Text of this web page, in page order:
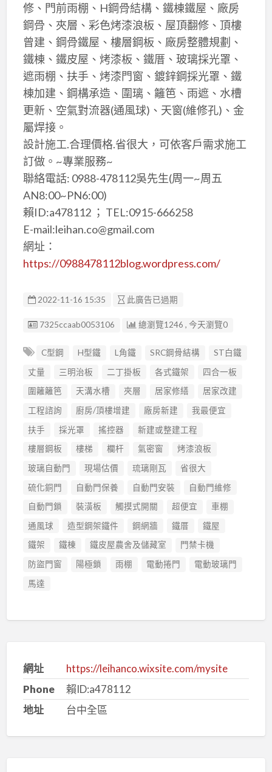
修、門前雨棚、H鋼骨結構、鐵棟鐵屋、廠房
鋼骨、夾層、彩色烤漆浪板、屋頂翻修、頂樓
曾建、鋼骨鐵屋、樓層鋼板、廠房整體規劃、
鐵棟、鐵皮屋、烤漆板、鐵厝、玻璃採光罩、
遮雨棚、扶手、烤漆門窗、鍍鋅鋼採光罩、鐵
棟加建、鋼構承造、圍璃、籬笆、雨遮、水槽
更新、空氣對流器(通風球)、天窗(維修孔)、金
屬焊接。
設計施工.合理價格.省很大，可依客戶需求施工
訂做。~專業服務~
聯絡電話: 0988-478112吳先生(周一~周五
AN8:00~PN6:00)
賴ID:a478112 ； TEL:0915-666258
E-mail:leihan.co@gmail.com
網址：
https://0988478112blog.wordpress.com/
2022-11-16 15:35 此廣告已過期
廣告编號
7325ccaab0053106 總瀏覽1246 , 今天瀏覽0
C型鋼 H型鐵 L角鐵 SRC鋼骨結構
ST白鐵
丈量
三明治板 二丁掛板 各式鐵架
四合一板
圍籬籬笆
天溝水槽 夾層 居家修繕
居家改建
工程諮詢
廚房/頂樓增建 廠房新建
我最便宜
扶手
採光罩 搖控器
新建或整建工程
樓層鋼板
樓梯 欄杆 氣密窗
烤漆浪板
玻璃自動門
現場估價 琉璃剛瓦
省很大
硫化銅門
自動門保養 自動門安裝
自動門維修
自動門鎖
裝潢板 觸摸式開關 超便宜
車棚
通風球
造型鋼架鐵件 鋼網牆 鐵厝
鐵屋
鐵架
鐵棟 鐵皮屋農舍及儲藏室
門禁卡機
防盜門窗
陽極鎖 雨棚 電動捲門
電動玻璃門
馬達
網址
https://leihanco.wixsite.com/mysite
Phone
賴ID:a478112
地址
台中全區